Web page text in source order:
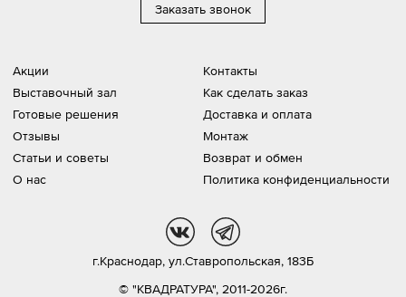
Акции
Выставочный зал
Готовые решения
Отзывы
Статьи и советы
О нас
Контакты
Как сделать заказ
Доставка и оплата
Монтаж
Возврат и обмен
Политика конфиденциальности
Заказать звонок
© "КВАДРАТУРА", 2011-2026г.
г.Краснодар, ул.Ставропольская, 183Б
vk